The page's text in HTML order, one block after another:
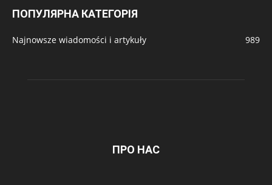
ПОПУЛЯРНА КАТЕГОРІЯ
Najnowsze wiadomości i artykuły 989
ПРО НАС